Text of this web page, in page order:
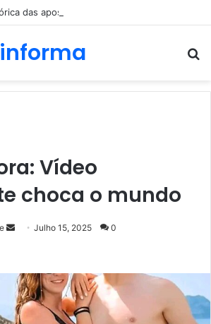
das apostas ao longo dos séculos
Vídeo
choca o mundo
SendJulho 15, 2025 0